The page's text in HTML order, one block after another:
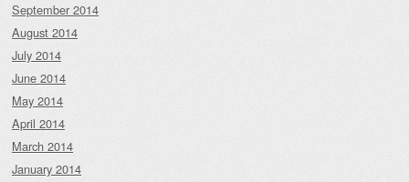
September 2014
August 2014
July 2014
June 2014
May 2014
April 2014
March 2014
January 2014